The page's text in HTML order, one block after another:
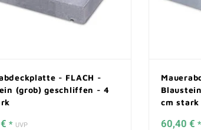
- FLACH -
(grob) geschliffen - 4
* UVP
cm stark
60,40 €*